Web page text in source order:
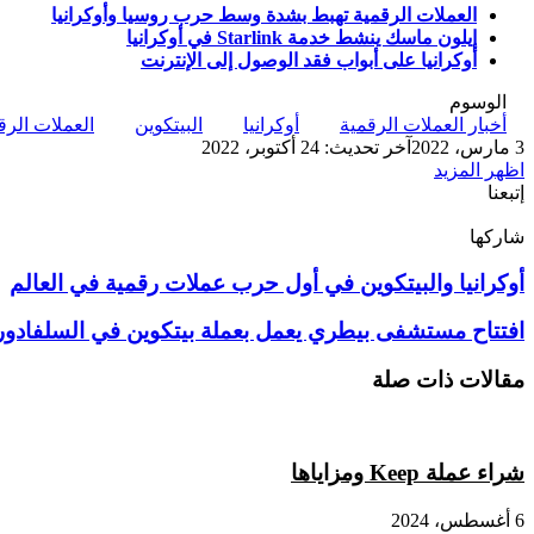
العملات الرقمية تهبط بشدة وسط حرب روسيا وأوكرانيا
إيلون ماسك ينشط خدمة Starlink في أوكرانيا
أوكرانيا على أبواب فقد الوصول إلى الإنترنت
الوسوم
أخبار العملات الرقمية
أوكرانيا البيتكوين العملات
3 مارس، 2022
آخر تحديث: 24 أكتوبر، 2022
اظهر المزيد
إتبعنا
شاركها
أوكرانيا
والبيتكوين
في
حرب
عملات
العالم
أوكرانيا والبيتكوين في أول حرب عملات رقمية في العالم
افتتاح
مستشفى
بيطري
في
السلفادور
افتتاح مستشفى بيطري يعمل بعملة بيتكوين في السلفادور
مقالات ذات صلة
شراء عملة Keep ومزاياها
6 أغسطس، 2024